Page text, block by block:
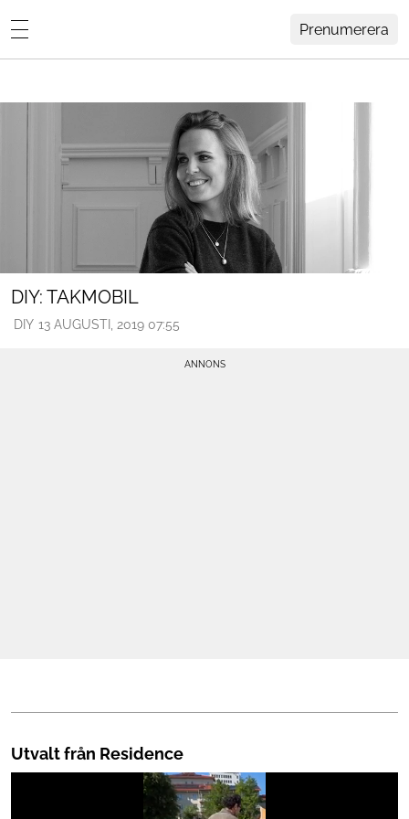
Prenumerera
Arkitektur
Konst
Lovisa Häger MENY
ARKIV
KONTAKT
DIY: TAKMOBIL
DIY 13 AUGUSTI, 2019 07:55
Utvalt från Residence